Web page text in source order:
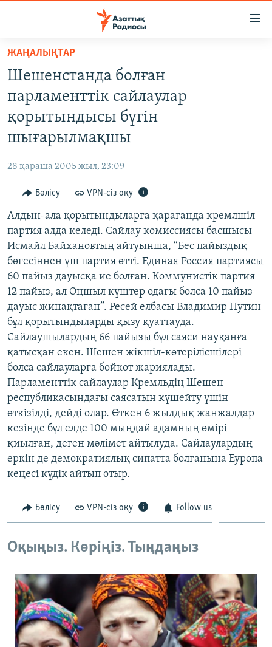
Skip
main
content
to
main
Skip
Search
AZATTYQTV
ӘЛЕУМЕТ
ӘЛЕМ
АРНАЙЫ ЖОБАЛАР
Русский
ЖАЗЫЛЫҢЫЗ
Басқа тілдерде
ЖАҢАЛЫҚТАР
Шешенстанда болған
парламенттік сайлаулар
қорытындысы бүгін
шығарылмақшы
28 қараша 2005 жыл, 23:09
Бөлісу VPN-сіз оқу
Алдын-ала қорытындыларға қарағанда кремлшіл
партия алда келеді. Сайлау комиссиясы басшысы
Исмайл Байхановтың айтуынша, “Бес пайыздық
бөгесіннен үш партия өтті. Единая Россия партиясы
60 пайыз дауысқа ие болған. Коммунистік партия
12 пайыз, ал Оңшыл күштер одағы болса 10 пайыз
дауыс жинақтаған”. Ресей елбасы Владимир Путин
бұл қорытындыларды қызу қуаттауда.
Сайлаушылардың 66 пайызы бұл саяси науқанға
қатысқан екен. Шешен жікшіл-көтерілісшілері
болса сайлауларға бойкот жариялады.
Парламенттік сайлаулар Кремльдің Шешен
республикасындағы саясатын күшейту үшін
өткізілді, дейді олар. Өткен 6 жылдық жанжалдар
кезінде бұл елде 100 мыңдай адамның өмірі
қиылған, деген мәлімет айтылуда. Сайлаулардың
еркін де демократиялық сипатта болғанына Еуропа
кеңесі күдік айтып отыр.
Бөлісу VPN-сіз оқу Follow us
Оқыңыз. Көріңіз. Тыңдаңыз